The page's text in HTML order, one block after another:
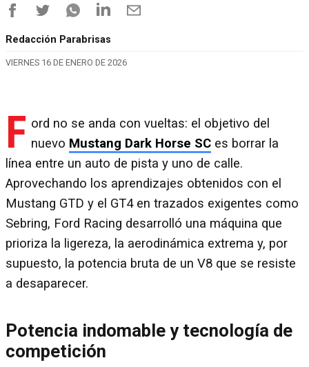
Redacción Parabrisas
VIERNES 16 DE ENERO DE 2026
F ord no se anda con vueltas: el objetivo del
nuevo Mustang Dark Horse SC es borrar la
línea entre un auto de pista y uno de calle.
Aprovechando los aprendizajes obtenidos con el
Mustang GTD y el GT4 en trazados exigentes como
Sebring, Ford Racing desarrolló una máquina que
prioriza la ligereza, la aerodinámica extrema y, por
supuesto, la potencia bruta de un V8 que se resiste
a desaparecer.
Potencia indomable y tecnología de
competición